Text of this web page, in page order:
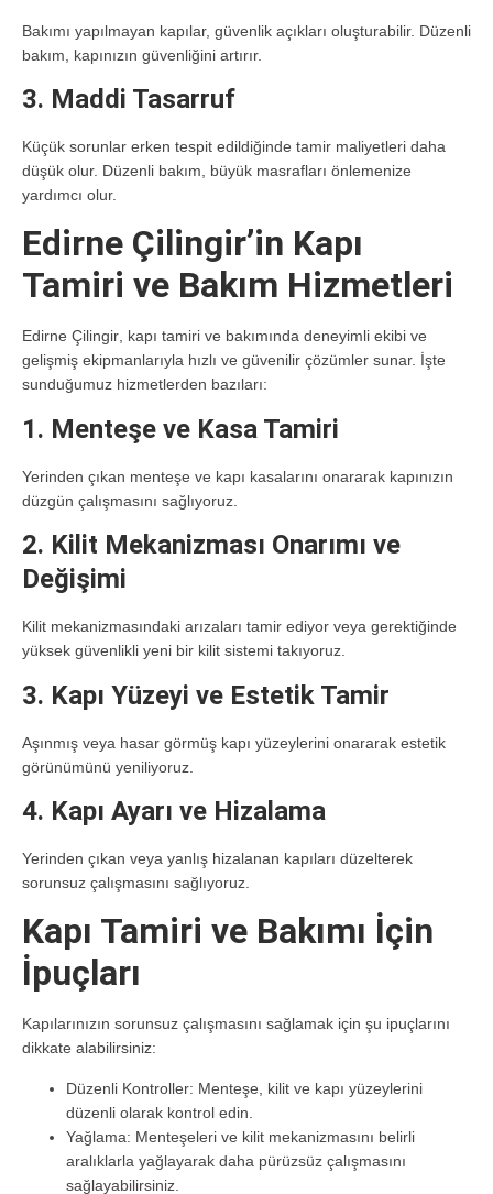
Bakımı yapılmayan kapılar, güvenlik açıkları oluşturabilir. Düzenli
bakım, kapınızın güvenliğini artırır.
3. Maddi Tasarruf
Küçük sorunlar erken tespit edildiğinde tamir maliyetleri daha
düşük olur. Düzenli bakım, büyük masrafları önlemenize
yardımcı olur.
Edirne Çilingir’in Kapı
Tamiri ve Bakım Hizmetleri
Edirne Çilingir, kapı tamiri ve bakımında deneyimli ekibi ve
gelişmiş ekipmanlarıyla hızlı ve güvenilir çözümler sunar. İşte
sunduğumuz hizmetlerden bazıları:
1. Menteşe ve Kasa Tamiri
Yerinden çıkan menteşe ve kapı kasalarını onararak kapınızın
düzgün çalışmasını sağlıyoruz.
2. Kilit Mekanizması Onarımı ve
Değişimi
Kilit mekanizmasındaki arızaları tamir ediyor veya gerektiğinde
yüksek güvenlikli yeni bir kilit sistemi takıyoruz.
3. Kapı Yüzeyi ve Estetik Tamir
Aşınmış veya hasar görmüş kapı yüzeylerini onararak estetik
görünümünü yeniliyoruz.
4. Kapı Ayarı ve Hizalama
Yerinden çıkan veya yanlış hizalanan kapıları düzelterek
sorunsuz çalışmasını sağlıyoruz.
Kapı Tamiri ve Bakımı İçin
İpuçları
Kapılarınızın sorunsuz çalışmasını sağlamak için şu ipuçlarını
dikkate alabilirsiniz:
Düzenli Kontroller: Menteşe, kilit ve kapı yüzeylerini
düzenli olarak kontrol edin.
Yağlama: Menteşeleri ve kilit mekanizmasını belirli
aralıklarla yağlayarak daha pürüzsüz çalışmasını
sağlayabilirsiniz.